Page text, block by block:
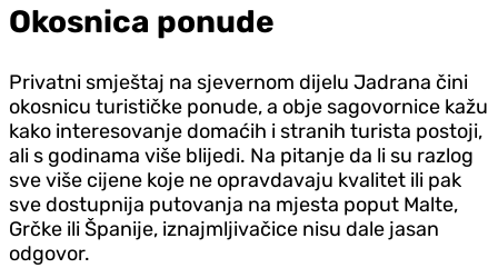
Okosnica ponude
Privatni smještaj na sjevernom dijelu Jadrana čini
okosnicu turističke ponude, a obje sagovornice kažu
kako interesovanje domaćih i stranih turista postoji,
ali s godinama više blijedi. Na pitanje da li su razlog
sve više cijene koje ne opravdavaju kvalitet ili pak
sve dostupnija putovanja na mjesta poput Malte,
Grčke ili Španije, iznajmljivačice nisu dale jasan
odgovor.